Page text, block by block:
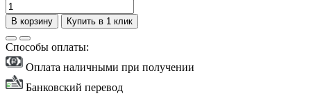
В корзину Купить в 1 клик
Способы оплаты:
Оплата наличными при получении
Банковский перевод